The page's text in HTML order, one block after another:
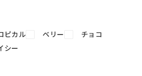
ピカル ベリー
チョコ
シー